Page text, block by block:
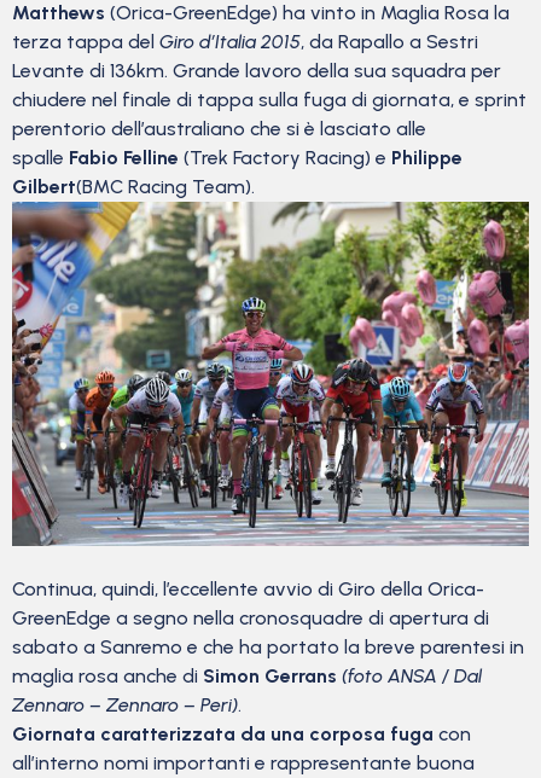
Matthews (Orica-GreenEdge) ha vinto in Maglia Rosa la
terza tappa del Giro d’Italia 2015, da Rapallo a Sestri
Levante di 136km. Grande lavoro della sua squadra per
chiudere nel finale di tappa sulla fuga di giornata, e sprint
perentorio dell’australiano che si è lasciato alle
spalle Fabio Felline (Trek Factory Racing) e Philippe
Gilbert(BMC Racing Team).
Continua, quindi, l’eccellente avvio di Giro della Orica-
GreenEdge a segno nella cronosquadre di apertura di
sabato a Sanremo e che ha portato la breve parentesi in
maglia rosa anche di Simon Gerrans (foto ANSA / Dal
Zennaro – Zennaro – Peri).
Giornata caratterizzata da una corposa fuga con
all’interno nomi importanti e rappresentante buona